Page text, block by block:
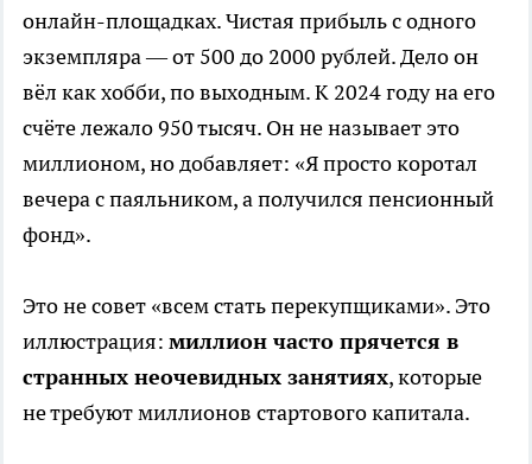
онлайн-площадках. Чистая прибыль с одного
экземпляра — от 500 до 2000 рублей. Дело он
вёл как хобби, по выходным. К 2024 году на его
счёте лежало 950 тысяч. Он не называет это
миллионом, но добавляет: «Я просто коротал
вечера с паяльником, а получился пенсионный
фонд».
Это не совет «всем стать перекупщиками». Это
иллюстрация: миллион часто прячется в
странных неочевидных занятиях, которые
не требуют миллионов стартового капитала.